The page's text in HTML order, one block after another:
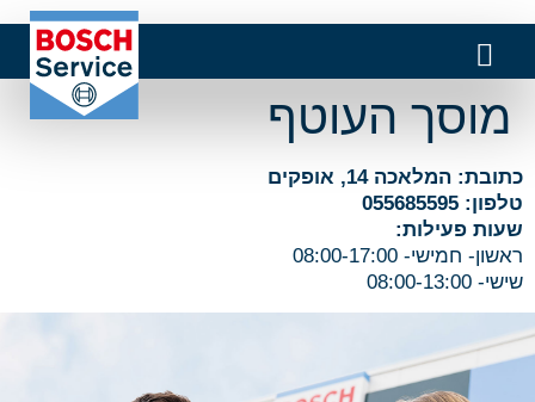
מוסך העוטף
כתובת: המלאכה 14, אופקים
טלפון: 055685595
שעות פעילות:
ראשון- חמישי- 08:00-17:00
שישי- 08:00-13:00